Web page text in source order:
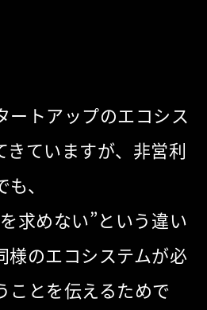
ートアップのエコシス
ていますが、 非営利
、
求めない”という違い
様のエコシステムが必
ことを伝えるためで